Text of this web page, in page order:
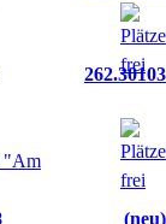
262.30103
"Am
neu